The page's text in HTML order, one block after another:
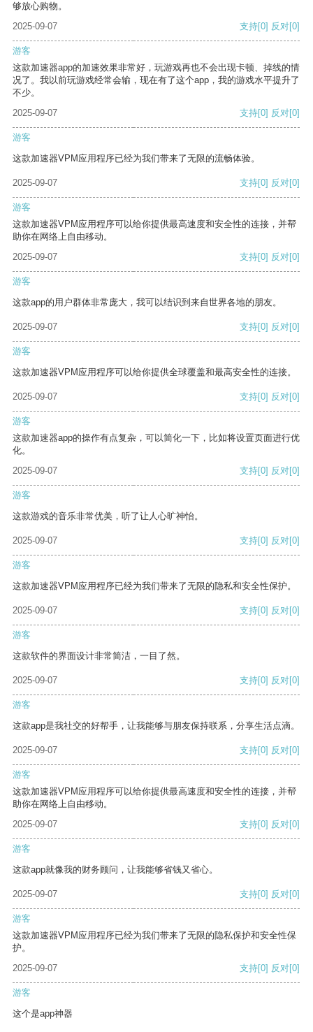
够放心购物。
2025-09-07
支持[0] 反对[0]
游客
这款加速器app的加速效果非常好，玩游戏再也不会出现卡顿、掉线的情
况了。我以前玩游戏经常会输，现在有了这个app，我的游戏水平提升了
不少。
2025-09-07
支持[0] 反对[0]
游客
这款加速器VPM应用程序已经为我们带来了无限的流畅体验。
2025-09-07 支持[0] 反对[0]
游客
这款加速器VPM应用程序可以给你提供最高速度和安全性的连接，并帮
助你在网络上自由移动。
2025-09-07
支持[0] 反对[0]
游客
这款app的用户群体非常庞大，我可以结识到来自世界各地的朋友。
2025-09-07 支持[0] 反对[0]
游客
这款加速器VPM应用程序可以给你提供全球覆盖和最高安全性的连接。
2025-09-07 支持[0] 反对[0]
游客
这款加速器app的操作有点复杂，可以简化一下，比如将设置页面进行优
化。
2025-09-07
支持[0] 反对[0]
游客
这款游戏的音乐非常优美，听了让人心旷神怡。
2025-09-07 支持[0] 反对[0]
游客
这款加速器VPM应用程序已经为我们带来了无限的隐私和安全性保护。
2025-09-07 支持[0] 反对[0]
游客
这款软件的界面设计非常简洁，一目了然。
2025-09-07 支持[0] 反对[0]
游客
这款app是我社交的好帮手，让我能够与朋友保持联系，分享生活点滴。
2025-09-07 支持[0] 反对[0]
游客
这款加速器VPM应用程序可以给你提供最高速度和安全性的连接，并帮
助你在网络上自由移动。
2025-09-07
支持[0] 反对[0]
游客
这款app就像我的财务顾问，让我能够省钱又省心。
2025-09-07 支持[0] 反对[0]
游客
这款加速器VPM应用程序已经为我们带来了无限的隐私保护和安全性保
护。
2025-09-07
支持[0] 反对[0]
游客
这个是app神器